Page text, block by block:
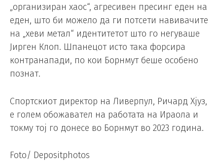
„организиран хаос“, агресивен пресинг еден на
еден, што би можело да ги потсети навивачите
на „хеви метал“ идентитетот што го негуваше
Јирген Клоп. Шпанецот исто така форсира
контранапади, по кои Борнмут беше особено
познат.
Спортскиот директор на Ливерпул, Ричард Хјуз,
е голем обожавател на работата на Ираола и
токму тој го донесе во Борнмут во 2023 година.
Foto/ Depositphotos